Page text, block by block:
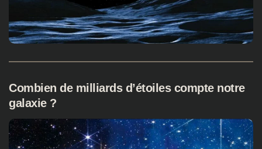
Combien de milliards d’étoiles compte notre
galaxie ?